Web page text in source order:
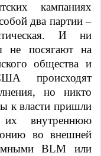
кампаниях
два партии –
И ни
не посягают на
общества и
происходят
но никто
к власти пришли
внутреннюю
во внешней
BLM или